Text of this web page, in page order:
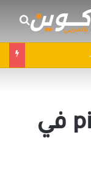
مفهوم النقطة pip في